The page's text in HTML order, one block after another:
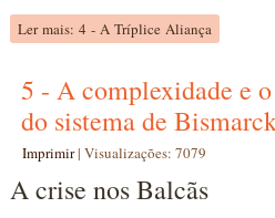
Ler mais: 4 - A Tríplice Aliança
5 - A complexidade e
do sistema de
Imprimir|Visualizações: 7079
A crise nos Balcãs